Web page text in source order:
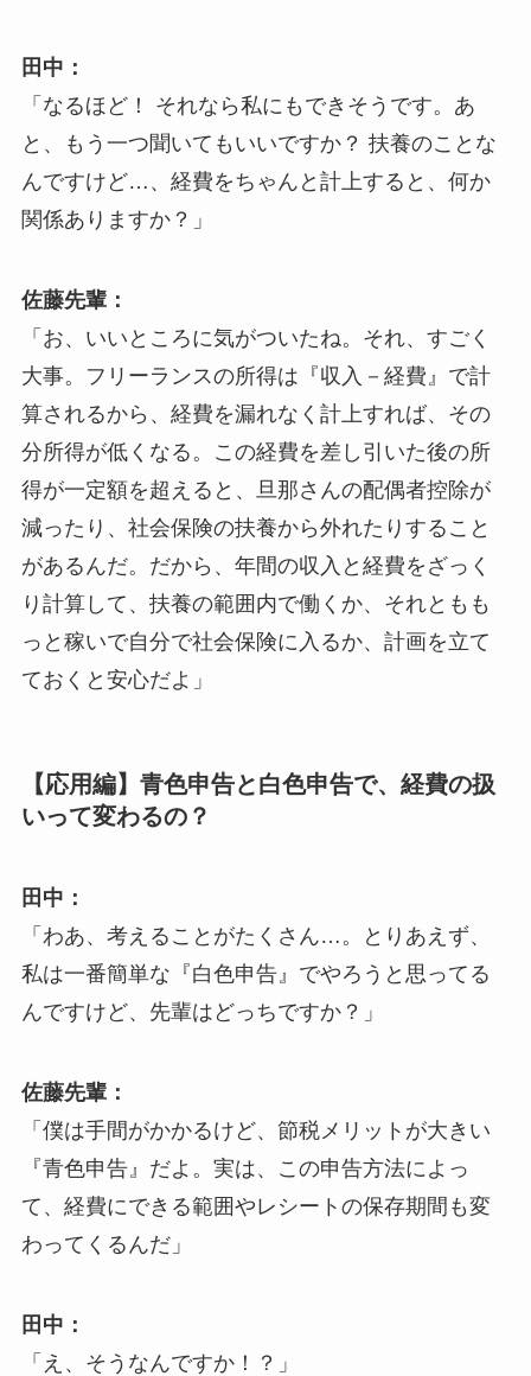
田中：
「なるほど！ それなら私にもできそうです。あ
と、もう一つ聞いてもいいですか？ 扶養のことな
んですけど…、経費をちゃんと計上すると、何か
関係ありますか？」
佐藤先輩：
「お、いいところに気がついたね。それ、すごく
大事。フリーランスの所得は『収入－経費』で計
算されるから、経費を漏れなく計上すれば、その
分所得が低くなる。この経費を差し引いた後の所
得が一定額を超えると、旦那さんの配偶者控除が
減ったり、社会保険の扶養から外れたりすること
があるんだ。だから、年間の収入と経費をざっく
り計算して、扶養の範囲内で働くか、それともも
っと稼いで自分で社会保険に入るか、計画を立て
ておくと安心だよ」
【応用編】青色申告と白色申告で、経費の扱
いって変わるの？
田中：
「わあ、考えることがたくさん…。とりあえず、
私は一番簡単な『白色申告』でやろうと思ってる
んですけど、先輩はどっちですか？」
佐藤先輩：
「僕は手間がかかるけど、節税メリットが大きい
『青色申告』だよ。実は、この申告方法によっ
て、経費にできる範囲やレシートの保存期間も変
わってくるんだ」
田中：
「え、そうなんですか！？」